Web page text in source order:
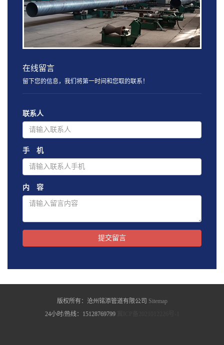
在线留言
留下您的信息，我们将第一时间和您取的联系！
联系人
手 机
内 容
提交留言
版权所有：沧州铭添管道有限公司 Sitemap
24小时/热线：15128769799